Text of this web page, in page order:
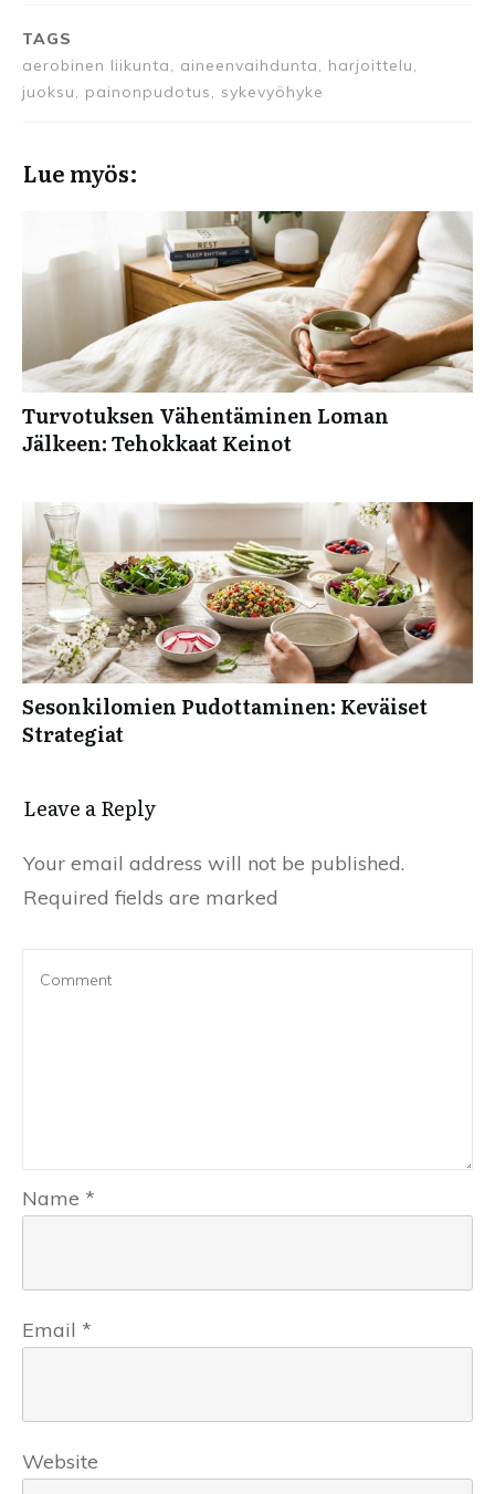
TAGS
aerobinen liikunta, aineenvaihdunta, harjoittelu,
juoksu, painonpudotus, sykevyöhyke
Lue myös:
Turvotuksen Vähentäminen Loman
Jälkeen: Tehokkaat Keinot
Sesonkilomien Pudottaminen: Keväiset
Strategiat
Leave a Reply
Your email address will not be published.
Required fields are marked
Name *
Email *
Website